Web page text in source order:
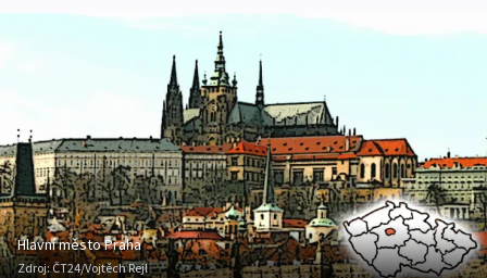
Hlavní město Praha
Zdroj:ČT24/Vojtěch Rejl